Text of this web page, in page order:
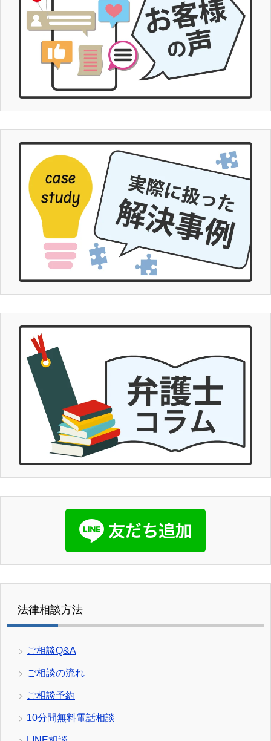
法律相談方法
ご相談Q&A
ご相談の流れ
ご相談予約
10分間無料電話相談